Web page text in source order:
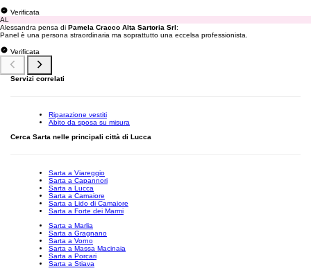
Verificata
AL
Alessandra pensa di Pamela Cracco Alta Sartoria Srl:
Panel è una persona straordinaria ma soprattutto una eccelsa professionista.
Verificata
Servizi correlati
Riparazione vestiti
Abito da sposa su misura
Cerca Sarta nelle principali città di Lucca
Sarta a Viareggio
Sarta a Capannori
Sarta a Lucca
Sarta a Camaiore
Sarta a Lido di Camaiore
Sarta a Forte dei Marmi
Sarta a Marlia
Sarta a Gragnano
Sarta a Vorno
Sarta a Massa Macinaia
Sarta a Porcari
Sarta a Stiava